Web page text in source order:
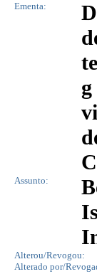
Ementa:
Assunto:
Alterou/Revogou:
Alterado por/